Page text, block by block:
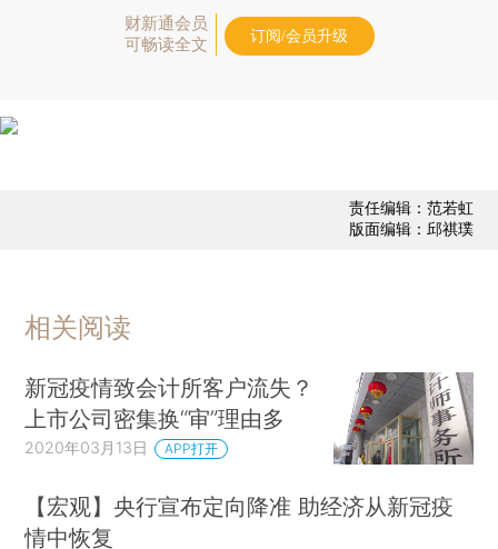
财新通会员
可畅读全文
订阅/会员升级
责任编辑：范若虹
版面编辑：邱祺璞
相关阅读
新冠疫情致会计所客户流失？
上市公司密集换“审”理由多
2020年03月13日 APP打开
【宏观】央行宣布定向降准 助经济从新冠疫
情中恢复